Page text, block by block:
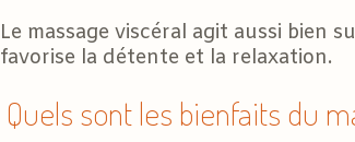
Le massage viscéral agit aussi bien
favorise la détente et la relaxation.
Quels sont les bienfaits du